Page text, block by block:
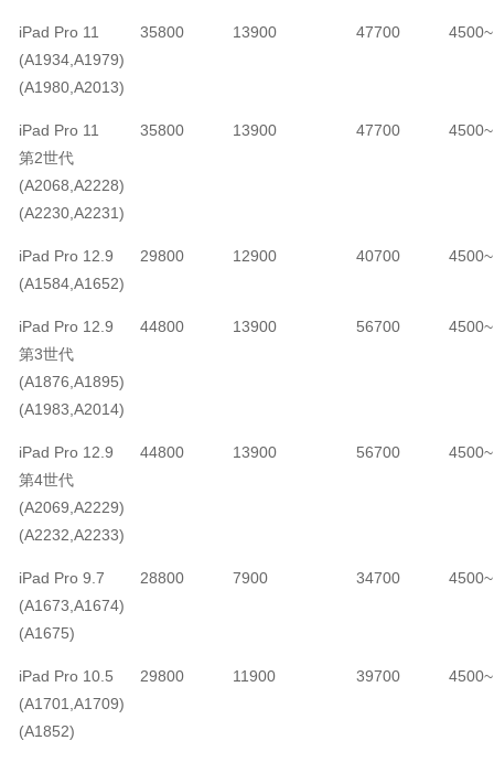
iPad Pro 11
(A1934,A1979)
(A1980,A2013)
35800 13900 47700 4500~
iPad Pro 11
第2世代
(A2068,A2228)
(A2230,A2231)
35800 13900 47700 4500~
iPad Pro 12.9
(A1584,A1652)
29800 12900 40700 4500~
iPad Pro 12.9
第3世代
(A1876,A1895)
(A1983,A2014)
44800 13900 56700 4500~
iPad Pro 12.9
第4世代
(A2069,A2229)
(A2232,A2233)
44800 13900 56700 4500~
iPad Pro 9.7
(A1673,A1674)
(A1675)
28800 7900 34700 4500~
iPad Pro 10.5
(A1701,A1709)
(A1852)
29800 11900 39700 4500~